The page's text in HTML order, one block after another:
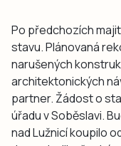
Po předchozích
stavu. Plánovaná
narušených
architektonických
partner. Žádost o
úřadu v Soběslavi.
nad Lužnicí koupilo